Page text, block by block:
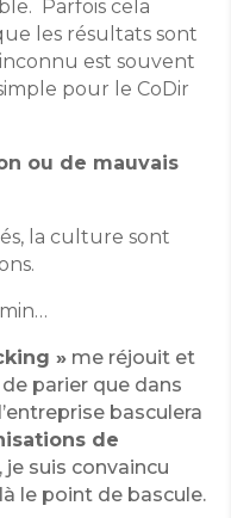
Parfois cela
les résultats sont
est souvent
pour le CoDir
ou de mauvais
la culture sont
» me réjouit et
parier que dans
basculera
de
je suis convaincu
le point de bascule.